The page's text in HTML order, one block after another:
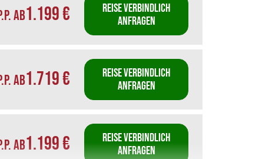
AB1.199 €
REISE VERBINDLICH
ANFRAGEN
AB1.719 €
REISE VERBINDLICH
ANFRAGEN
AB1.199 €
REISE VERBINDLICH
ANFRAGEN